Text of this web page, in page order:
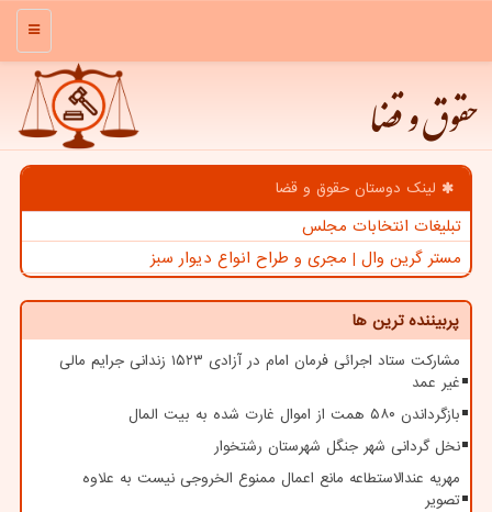
منو
حقوق و قضا
لینک دوستان حقوق و قضا
تبلیغات انتخابات مجلس
مستر گرین وال | مجری و طراح انواع دیوار سبز
پربیننده ترین ها
مشارکت ستاد اجرائی فرمان امام در آزادی ۱۵۲۳ زندانی جرایم مالی
غیر عمد
بازگرداندن ۵۸۰ همت از اموال غارت شده به بیت المال
نخل گردانی شهر جنگل شهرستان رشتخوار
مهریه عندالاستطاعه مانع اعمال ممنوع الخروجی نیست به علاوه
تصویر